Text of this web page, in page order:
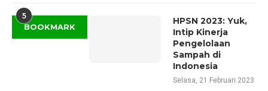
5
BOOKMARK
HPSN 2023: Yuk,
Intip Kinerja
Pengelolaan
Sampah di
Indonesia
Selasa, 21 Februari 2023